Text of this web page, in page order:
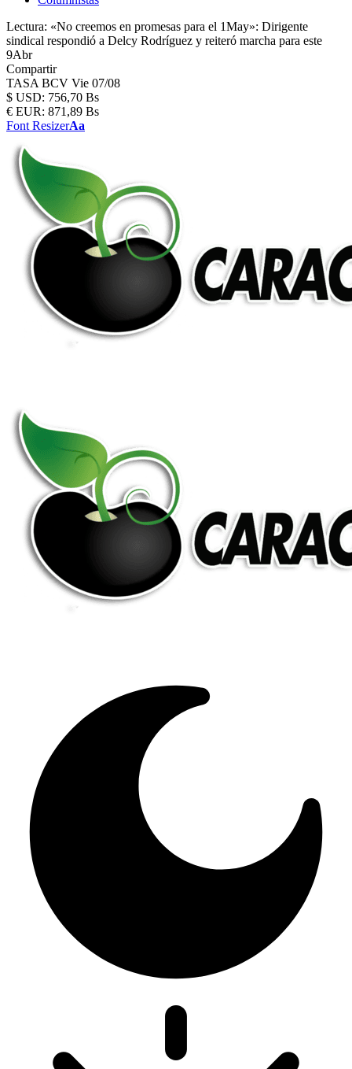
Lectura: «No creemos en promesas para el 1May»: Dirigente
sindical respondió a Delcy Rodríguez y reiteró marcha para este
9Abr
Compartir
TASA BCV Vie 07/08
$ USD: 756,70 Bs
€ EUR: 871,89 Bs
Font ResizerAa